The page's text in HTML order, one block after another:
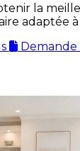
la
adaptée